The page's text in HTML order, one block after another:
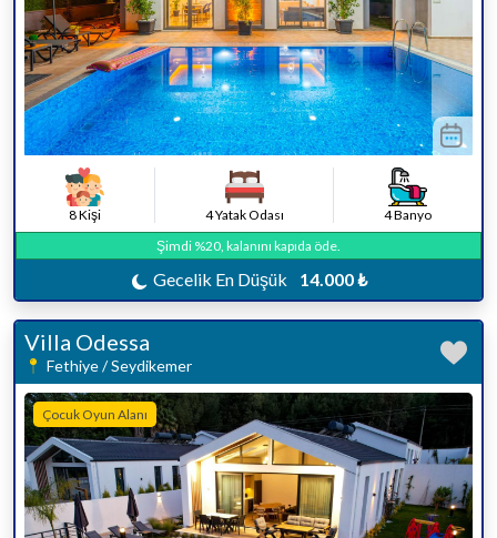
8 Kişi 4 Yatak Odası
4 Banyo
Şimdi %20, kalanını kapıda öde.
Gecelik En Düşük 14.000 ₺
Villa Odessa
Fethiye / Seydikemer
Çocuk Oyun Alanı